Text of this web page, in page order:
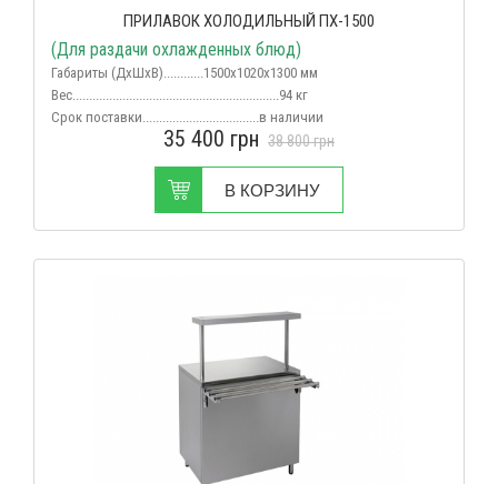
ПРИЛАВОК ХОЛОДИЛЬНЫЙ ПХ-1500
(Для раздачи охлажденных блюд)
Габариты (ДхШхВ)............1500х1020х1300 мм
Вес..............................................................94 кг
Срок поставки...................................в наличии
35 400 грн 38 800грн
В КОРЗИНУ